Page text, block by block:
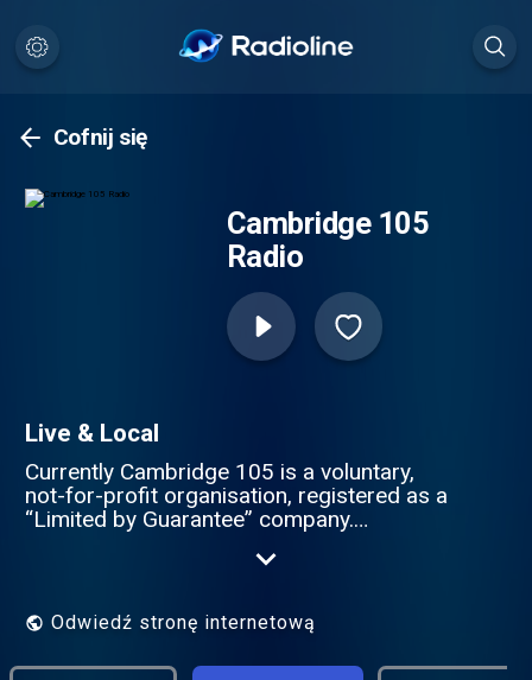
Cofnij się
Cambridge 105
Radio
Live & Local
Currently Cambridge 105 is a voluntary,
not-for-profit organisation, registered as a
“Limited by Guarantee” company.
Project for the city of Cambridge. Listen on
http://www.cambridge105.fm/listen
Odwiedź stronę internetową